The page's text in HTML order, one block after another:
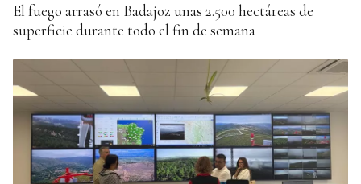
El fuego arrasó en Badajoz unas 2.500 hectáreas de
superficie durante todo el fin de semana